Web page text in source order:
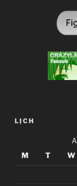
LỊCH
M
T W